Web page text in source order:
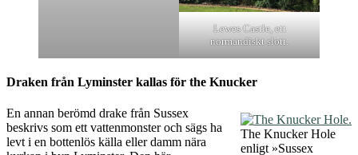
Lewes Castle, ett
normandiskt slott.
Draken från Lyminster kallas för the Knucker
The Knucker Hole
enligt »Sussex
En annan berömd drake från Sussex
beskrivs som ett vattenmonster och sägs ha
levt i en bottenlös källa eller damm nära